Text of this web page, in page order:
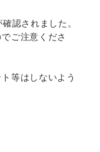
認されました。
ご注意くださ
等はしないよう